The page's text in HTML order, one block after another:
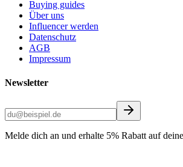
Buying guides
Über uns
Influencer werden
Datenschutz
AGB
Impressum
Newsletter
Melde dich an und erhalte 5% Rabatt auf